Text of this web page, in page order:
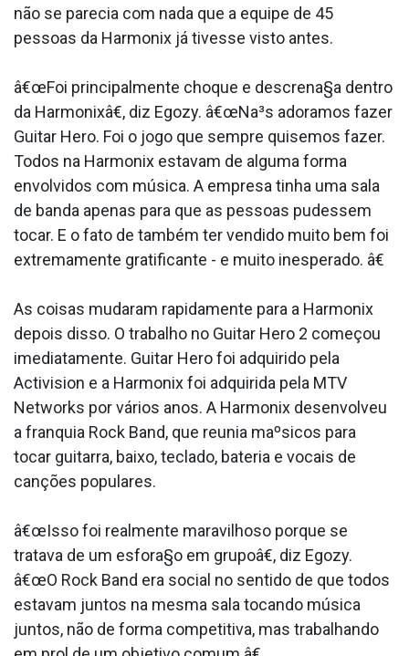
não se parecia com nada que a equipe de 45
pessoas da Harmonix já tivesse visto antes.
â€œFoi principalmente choque e descrena§a dentro
da Harmonixâ€, diz Egozy. â€œNa³s adoramos fazer
Guitar Hero. Foi o jogo que sempre quisemos fazer.
Todos na Harmonix estavam de alguma forma
envolvidos com música. A empresa tinha uma sala
de banda apenas para que as pessoas pudessem
tocar. E o fato de também ter vendido muito bem foi
extremamente gratificante - e muito inesperado. â€
As coisas mudaram rapidamente para a Harmonix
depois disso. O trabalho no Guitar Hero 2 começou
imediatamente. Guitar Hero foi adquirido pela
Activision e a Harmonix foi adquirida pela MTV
Networks por vários anos. A Harmonix desenvolveu
a franquia Rock Band, que reunia maºsicos para
tocar guitarra, baixo, teclado, bateria e vocais de
canções populares.
â€œIsso foi realmente maravilhoso porque se
tratava de um esfora§o em grupoâ€, diz Egozy.
â€œO Rock Band era social no sentido de que todos
estavam juntos na mesma sala tocando música
juntos, não de forma competitiva, mas trabalhando